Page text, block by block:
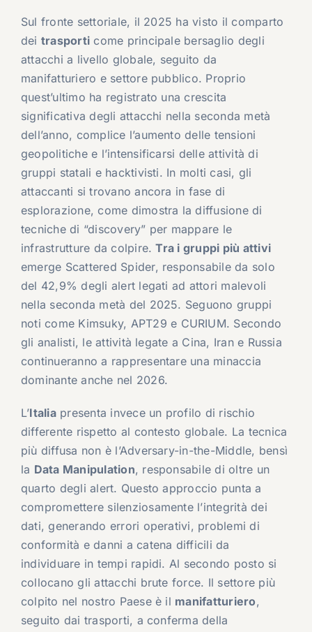
Sul fronte settoriale, il 2025 ha visto il comparto
dei trasporti come principale bersaglio degli
attacchi a livello globale, seguito da
manifatturiero e settore pubblico. Proprio
quest’ultimo ha registrato una crescita
significativa degli attacchi nella seconda metà
dell’anno, complice l’aumento delle tensioni
geopolitiche e l’intensificarsi delle attività di
gruppi statali e hacktivisti. In molti casi, gli
attaccanti si trovano ancora in fase di
esplorazione, come dimostra la diffusione di
tecniche di “discovery” per mappare le
infrastrutture da colpire.Tra i gruppi più attivi
emerge Scattered Spider, responsabile da solo
del 42,9% degli alert legati ad attori malevoli
nella seconda metà del 2025. Seguono gruppi
noti come Kimsuky, APT29 e CURIUM. Secondo
gli analisti, le attività legate a Cina, Iran e Russia
continueranno a rappresentare una minaccia
dominante anche nel 2026.
L’Italiapresenta invece un profilo di rischio
differente rispetto al contesto globale. La tecnica
più diffusa non è l’Adversary-in-the-Middle, bensì
la Data Manipulation, responsabile di oltre un
quarto degli alert. Questo approccio punta a
compromettere silenziosamente l’integrità dei
dati, generando errori operativi, problemi di
conformità e danni a catena difficili da
individuare in tempi rapidi. Al secondo posto si
collocano gli attacchi brute force. Il settore più
colpito nel nostro Paese è il manifatturiero,
seguito dai trasporti, a conferma della